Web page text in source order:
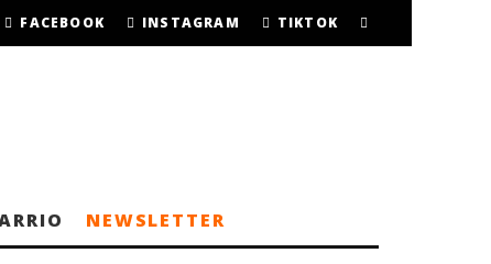
FACEBOOK INSTAGRAM TIKTOK
NEWSLETTER